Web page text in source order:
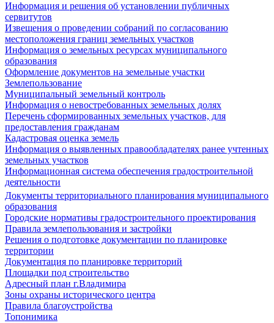
Информация и решения об установлении публичных
сервитутов
Извещения о проведении собраний по согласованию
местоположения границ земельных участков
Информация о земельных ресурсах муниципального
образования
Оформление документов на земельные участки
Землепользование
Муниципальный земельный контроль
Информация о невостребованных земельных долях
Перечень сформированных земельных участков, для
предоставления гражданам
Кадастровая оценка земель
Информация о выявленных правообладателях ранее учтенных
земельных участков
Информационная система обеспечения градостроительной
деятельности
Документы территориального планирования муниципального
образования
Городские нормативы градостроительного проектирования
Правила землепользования и застройки
Решения о подготовке документации по планировке
территории
Документация по планировке территорий
Площадки под строительство
Адресный план г.Владимира
Зоны охраны исторического центра
Правила благоустройства
Топонимика